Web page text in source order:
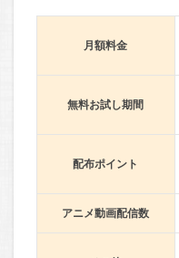
月額料金
無料お試し期間
配布ポイント
アニメ動画配信数